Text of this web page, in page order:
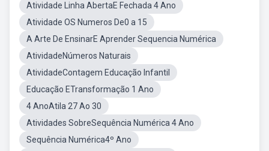
Atividade Linha AbertaE Fechada 4 Ano
Atividade OS Numeros De0 a 15
A Arte De EnsinarE Aprender Sequencia Numérica
AtividadeNúmeros Naturais
AtividadeContagem Educação Infantil
Educação ETransformação 1 Ano
4 AnoAtila 27 Ao 30
Atividades SobreSequência Numérica 4 Ano
Sequência Numérica4º Ano